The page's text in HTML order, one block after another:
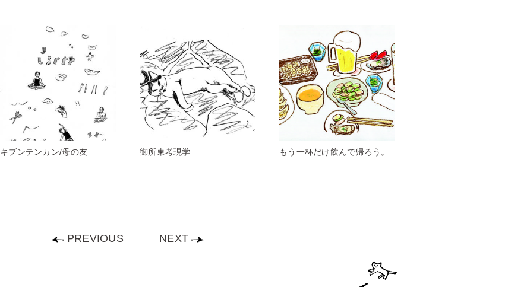
キブンテンカン/母の友 御所東考現学 もう一杯だけ飲んで帰ろう。
PREVIOUS NEXT